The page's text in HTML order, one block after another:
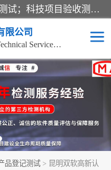
正检信服提供软件产品登记测试；科技项目验收测试；产品确认测试；功能测试；性能测试；安全测试；代码审计测试；漏洞扫描测试；渗透测试；风险评估测试；信息安全等级保护测评；双软认定；实验室建设质量体系建设；软件着作权、软件评测等服务。
限公司
Guangdong Zhengxin Technical Service Co., Ltd
品登记测试 > 昆明双软高新认
数字信息化验收测评
信息系统漏洞扫描
软件产品登记测试
系统性能效率测试